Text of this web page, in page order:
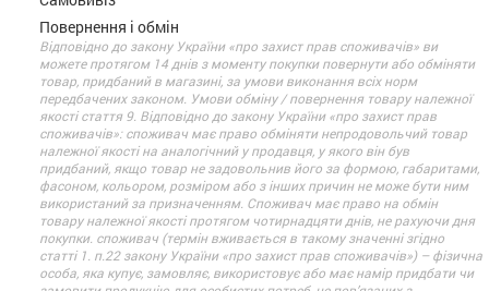
Повернення і обмін
Відповідно до закону України «про захист прав споживачів» ви
можете протягом 14 днів з моменту покупки повернути або обміняти
товар, придбаний в магазині, за умови виконання всіх норм
передбачених законом. Умови обміну / повернення товару належної
якості стаття 9. Відповідно до закону України «про захист прав
споживачів»: споживач має право обміняти непродовольчий товар
належної якості на аналогічний у продавця, у якого він був
придбаний, якщо товар не задовольнив його за формою, габаритами,
фасоном, кольором, розміром або з інших причин не може бути ним
використаний за призначенням. Споживач має право на обмін
товару належної якості протягом чотирнадцяти днів, не рахуючи дня
покупки. споживач (термін вживається в такому значенні згідно
статті 1. п.22 закону України «про захист прав споживачів») – фізична
особа, яка купує, замовляє, використовує або має намір придбати чи